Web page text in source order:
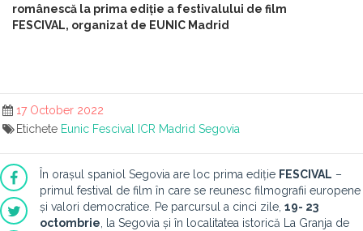
românescă la prima ediție a festivalului de film
FESCIVAL, organizat de EUNIC Madrid
17 October 2022
Etichete Eunic Fescival ICR Madrid Segovia
În orașul spaniol Segovia are loc prima ediție FESCIVAL –
primul festival de film în care se reunesc filmografii europene
și valori democratice. Pe parcursul a cinci zile, 19- 23
octombrie , la Segovia și în localitatea istorică La Granja de